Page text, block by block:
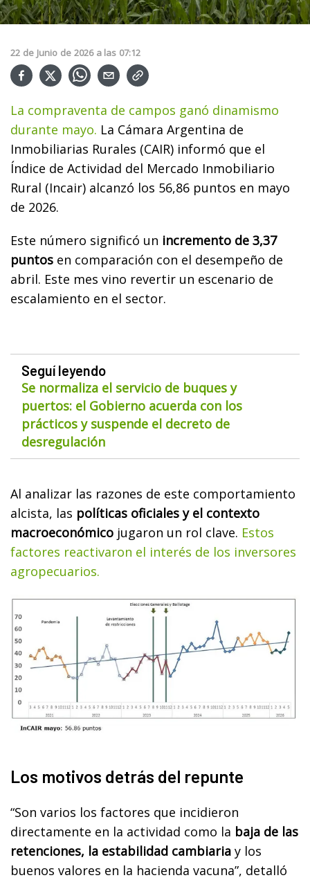
22 de Junio de 2026 a las 07:12
La compraventa de campos ganó dinamismo
durante mayo. La Cámara Argentina de
Inmobiliarias Rurales (CAIR) informó que el
Índice de Actividad del Mercado Inmobiliario
Rural (Incair) alcanzó los 56,86 puntos en mayo
de 2026.
Este número significó un incremento de 3,37
puntos en comparación con el desempeño de
abril. Este mes vino revertir un escenario de
escalamiento en el sector.
Seguí leyendo
Se normaliza el servicio de buques y
puertos: el Gobierno acuerda con los
prácticos y suspende el decreto de
desregulación
Al analizar las razones de este comportamiento
alcista, las políticas oficiales y el contexto
macroeconómico jugaron un rol clave. Estos
factores reactivaron el interés de los inversores
agropecuarios.
Los motivos detrás del repunte
“Son varios los factores que incidieron
directamente en la actividad como la baja de las
retenciones, la estabilidad cambiaria y los
buenos valores en la hacienda vacuna”, detalló